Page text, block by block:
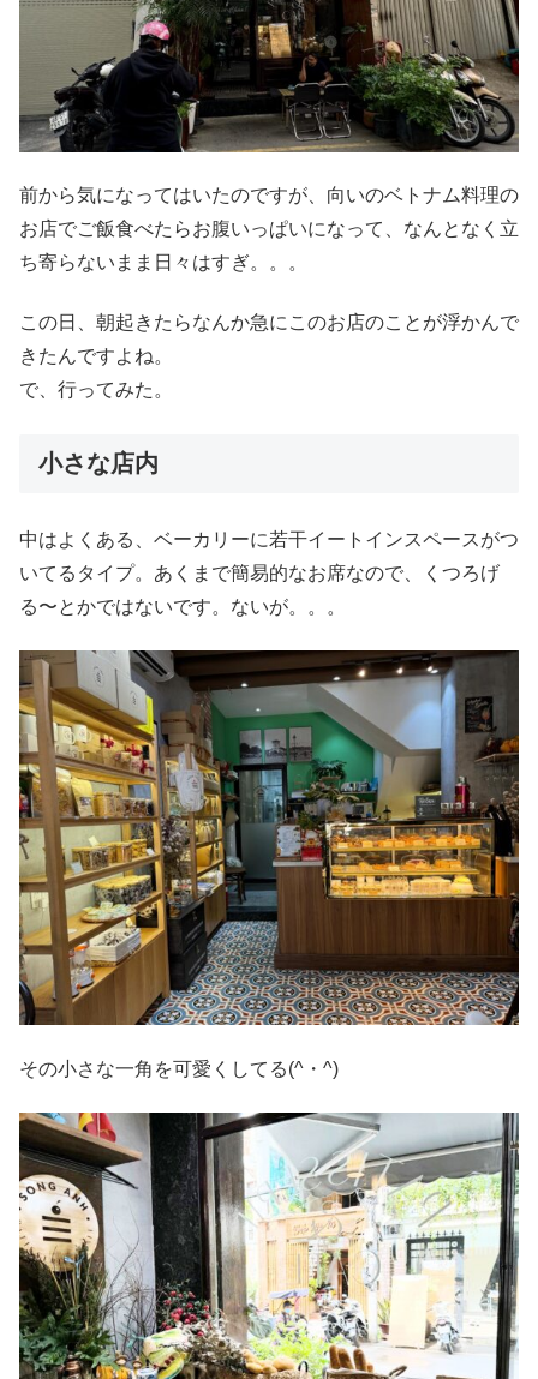
前から気になってはいたのですが、向いのベトナム料理の
お店でご飯食べたらお腹いっぱいになって、なんとなく立
ち寄らないまま日々はすぎ。。。
この日、朝起きたらなんか急にこのお店のことが浮かんで
きたんですよね。
で、行ってみた。
小さな店内
中はよくある、ベーカリーに若干イートインスペースがつ
いてるタイプ。あくまで簡易的なお席なので、くつろげ
る〜とかではないです。ないが。。。
その小さな一角を可愛くしてる(^・^)